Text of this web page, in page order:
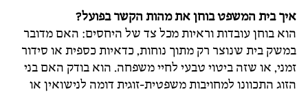
איך בית המשפט בוחן את מהות הקשר בפועל?
הוא בוחן עובדות וראיות מכל צד של היחסים: האם מדובר
במשק בית שנוצר רק מתוך נוחות, כדאיות כספית או סידור
זמני, או שזה ביטוי טבעי לחיי משפחה. הוא בודק האם בני
הזוג התכוונו למחויבות משפטית-זוגית דומה לנישואין או